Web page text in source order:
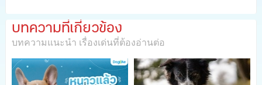
น้องหมาบางแก้วก็ไม่ได้มีอยู่ตลอดเวลานะคะ เพราะเมื่อพวก
เขาได้สติ รู้ตัวว่าพลั้งเผลอมากัดเรา เขาก็จะทำการง้อเดินมา
ออดอ้อนเป็นการใหญ่เลยล่ะค่ะ
บทความที่เกี่ยวข้อง
บทความแนะนำ เรื่องเด่นที่ต้องอ่านต่อ